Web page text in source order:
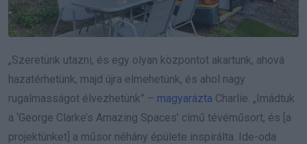
„Szeretünk utazni, és egy olyan központot akartunk, ahová
hazatérhetünk, majd újra elmehetünk, és ahol nagy
rugalmasságot élvezhetünk” – magyarázta Charlie. „Imádtuk
a ‘George Clarke’s Amazing Spaces’ című tévéműsort, és [a
projektünket] a műsor néhány épülete inspirálta. Ide-oda